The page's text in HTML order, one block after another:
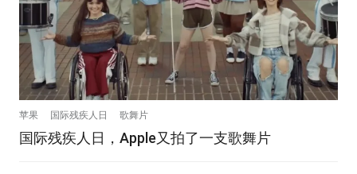
苹果 国际残疾人日 歌舞片
国际残疾人日，Apple又拍了一支歌舞片